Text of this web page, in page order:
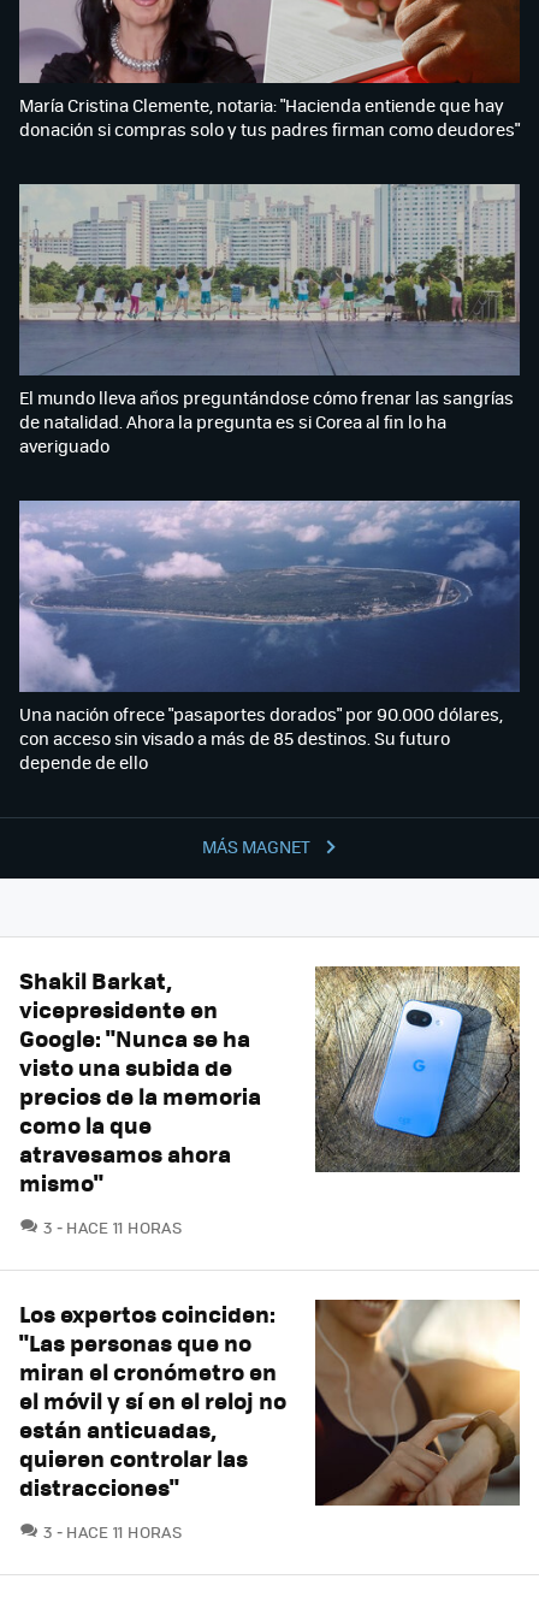
MÁS MAGNET
María Cristina Clemente, notaria: "Hacienda entiende que hay
donación si compras solo y tus padres firman como deudores"
El mundo lleva años preguntándose cómo frenar las sangrías
de natalidad. Ahora la pregunta es si Corea al fin lo ha
averiguado
Una nación ofrece "pasaportes dorados" por 90.000 dólares,
con acceso sin visado a más de 85 destinos. Su futuro
depende de ello
Shakil Barkat,
vicepresidente en
Google: "Nunca se ha
visto una subida de
precios de la memoria
como la que
atravesamos ahora
mismo"
3 COMENTARIOS
HACE 11 HORAS
Los expertos coinciden:
"Las personas que no
miran el cronómetro en
el móvil y sí en el reloj no
están anticuadas,
quieren controlar las
distracciones"
3 COMENTARIOS
HACE 11 HORAS